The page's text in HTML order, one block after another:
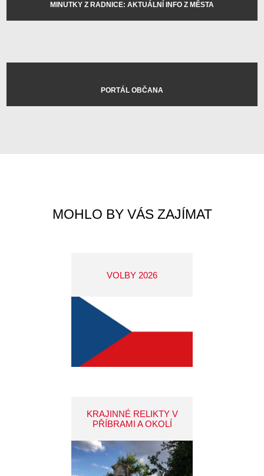
MINUTKY Z RADNICE: AKTUÁLNÍ INFO Z MĚSTA
PORTÁL OBČANA
MOHLO BY VÁS ZAJÍMAT
VOLBY 2026
KRAJINNÉ RELIKTY V
PŘÍBRAMI A OKOLÍ